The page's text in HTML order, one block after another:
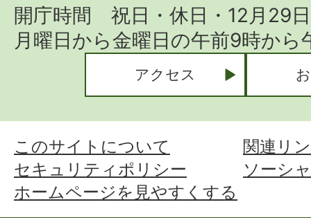
開庁時間 祝日・休日・12月29
月曜日から金曜日の午前9時か
アクセス
このサイトについて
関連リ
セキュリティポリシー
ソーシ
ホームページを見やすくする